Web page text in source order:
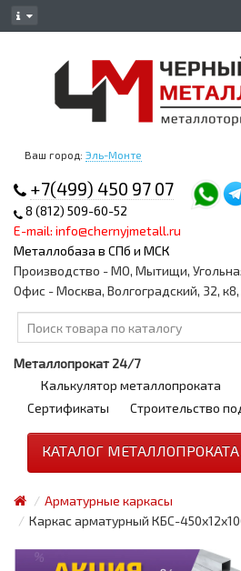
Ваш город: Эль-Монте
+7(499) 450 97 07
8 (812) 509-60-52
E-mail: info@chernyjmetall.ru
Металлобаза в СПб и МСК
Производство - МО, Мытищи,
Офис - Москва, Волгоградский, 32,
Металлопрокат 24/7
Калькулятор металлопроката
Сертификаты
Строительство
КАТАЛОГ МЕТАЛЛОПРОКАТА
Арматурные каркасы
Каркас арматурный КБС-